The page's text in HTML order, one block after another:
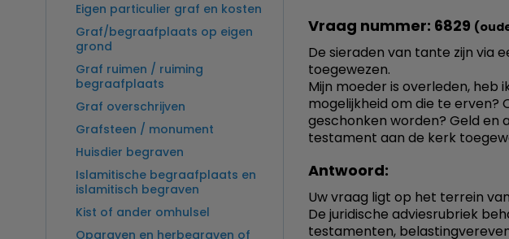
Eigen particulier graf en kosten
Graf/begraafplaats op eigen
grond
Graf ruimen / ruiming
begraafplaats
Graf overschrijven
Grafsteen / monument
Huisdier begraven
Islamitische begraafplaats en
islamitisch begraven
Kist of ander omhulsel
Opgraven en herbegraven of
Vraag nummer: 6829
De sieraden van tante zijn via
toegewezen.
Mijn moeder is overleden, heb
mogelijkheid om die te erven?
geschonken worden? Geld en
testament aan de kerk
Antwoord:
Uw vraag ligt op het terrein
De juridische adviesrubriek
testamenten,